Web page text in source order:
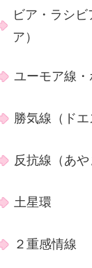
ビア・ラシ
ア）
ユーモア線
勝気線（ドエ
反抗線（あや
土星環
２重感情線